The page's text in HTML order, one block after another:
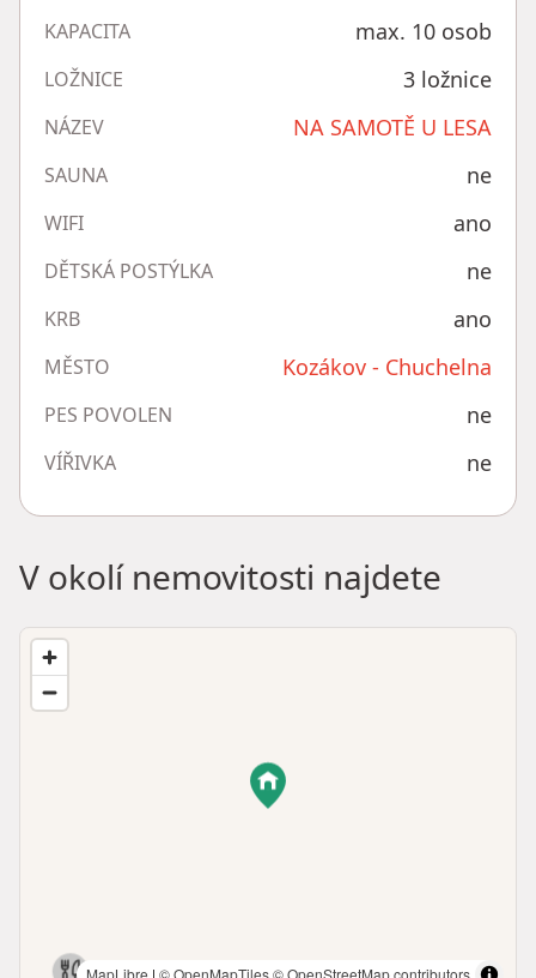
KAPACITA max. 10 osob
LOŽNICE 3 ložnice
NÁZEV NA SAMOTĚ U LESA
SAUNA ne
WIFI ano
DĚTSKÁ POSTÝLKA ne
KRB ano
MĚSTO Kozákov - Chuchelna
PES POVOLEN ne
VÍŘIVKA ne
V okolí nemovitosti najdete
MapLibre | © OpenMapTiles© OpenStreetMap contributors